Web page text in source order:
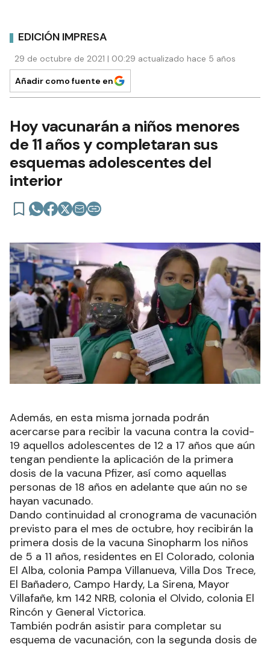
EDICIÓN IMPRESA
29 de octubre de 2021 | 00:29 actualizado hace 5 años
Añadir como fuente en
Hoy vacunarán a niños menores
de 11 años y completaran sus
esquemas adolescentes del
interior
Además, en esta misma jornada podrán
acercarse para recibir la vacuna contra la covid-
19 aquellos adolescentes de 12 a 17 años que aún
tengan pendiente la aplicación de la primera
dosis de la vacuna Pfizer, así como aquellas
personas de 18 años en adelante que aún no se
hayan vacunado.
Dando continuidad al cronograma de vacunación
previsto para el mes de octubre, hoy recibirán la
primera dosis de la vacuna Sinopharm los niños
de 5 a 11 años, residentes en El Colorado, colonia
El Alba, colonia Pampa Villanueva, Villa Dos Trece,
El Bañadero, Campo Hardy, La Sirena, Mayor
Villafañe, km 142 NRB, colonia el Olvido, colonia El
Rincón y General Victorica.
También podrán asistir para completar su
esquema de vacunación, con la segunda dosis de